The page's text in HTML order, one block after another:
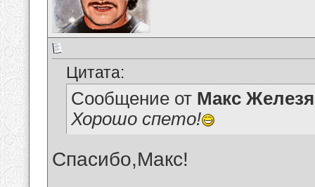
Цитата:
Сообщение от Макс
Хорошо спето!
Спасибо,Макс!